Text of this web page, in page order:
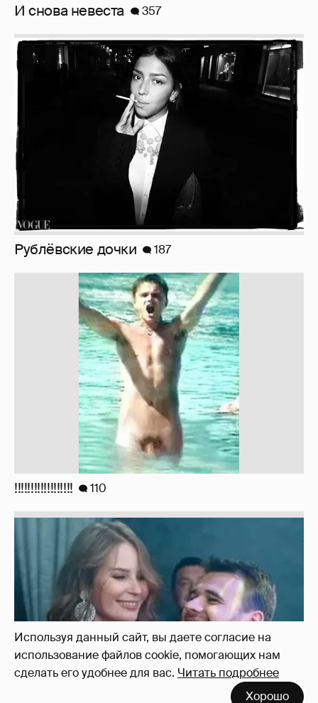
Используя данный сайт, вы даете согласие на
использование файлов cookie, помогающих нам
сделать его удобнее для вас. Читать подробнее
Хорошо
И снова невеста 357
Рублёвские дочки 187
!!!!!!!!!!!!!!!!!! 110